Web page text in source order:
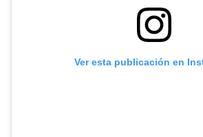
Ver esta publicación en